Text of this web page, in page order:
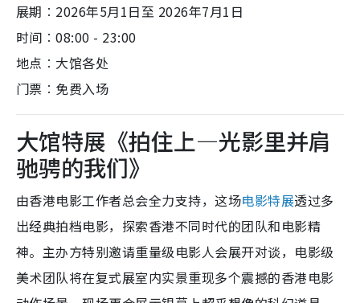
展期︰2026年5月1日至 2026年7月1日
时间︰08:00 - 23:00
地点︰大馆各处
门票︰免费入场
大馆特展《拍住上—光影里并肩
驰骋的我们》
由香港电影工作者总会全力支持，这场电影特展透过多
出经典拍档电影，探索香港不同时代的团队和电影精
神。主办方特别邀请重量级电影人会展开对谈，电影级
美术团队将在复式展室内实景重现多个震撼的香港电影